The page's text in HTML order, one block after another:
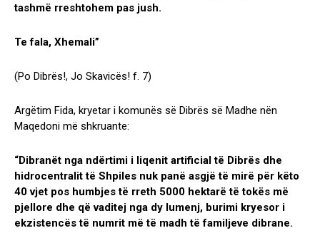
tashmë rreshtohem pas jush.
Te fala, Xhemali”
(Po Dibrës!, Jo Skavicës! f. 7)
Argëtim Fida, kryetar i komunës së Dibrës së Madhe nën
Maqedoni më shkruante:
“Dibranët nga ndërtimi i liqenit artificial të Dibrës dhe
hidrocentralit të Shpiles nuk panë asgjë të mirë për këto
40 vjet pos humbjes të rreth 5000 hektarë të tokës më
pjellore dhe që vaditej nga dy lumenj, burimi kryesor i
ekzistencës të numrit më të madh të familjeve dibrane.